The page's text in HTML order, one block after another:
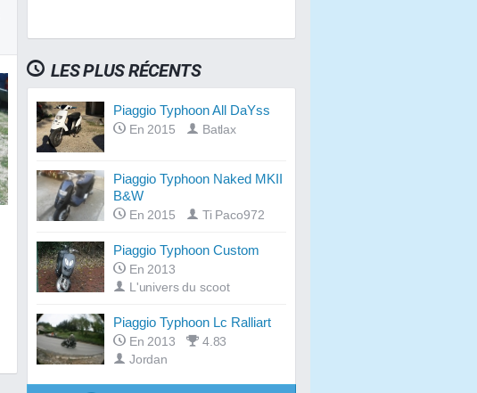
LES PLUS RÉCENTS
Piaggio Typhoon All DaYss
En 2015 Batlax
Piaggio Typhoon Naked MKII
B&W
En 2015 Ti Paco972
Piaggio Typhoon Custom
En 2013
L'univers du scoot
Piaggio Typhoon Lc Ralliart
En 2013
4.83
Jordan